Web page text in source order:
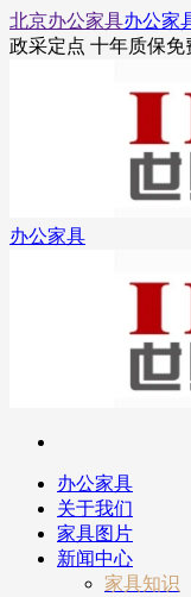
北京办公家具办公家
政采定点 十年质保免
办公家具
办公家具
关于我们
家具图片
新闻中心
家具知识